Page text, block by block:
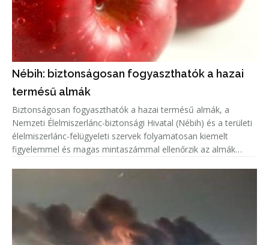
Nébih: biztonságosan fogyaszthatók a hazai
termésű almák
Biztonságosan fogyaszthatók a hazai termésű almák, a
Nemzeti Élelmiszerlánc-biztonsági Hivatal (Nébih) és a területi
élelmiszerlánc-felügyeleti szervek folyamatosan kiemelt
figyelemmel és magas mintaszámmal ellenőrzik az almák